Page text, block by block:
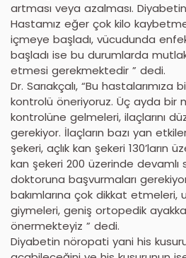
artması veya azalması.
Hastamız eğer çok kilo
içmeye başladı, vücudunda
başladı ise bu durumlarda
etmesi gerekmektedir ” dedi.
Dr. Sarıakçalı, “Bu
kontrolü öneriyoruz. Üç ayda bir
kontrolüne gelmeleri, ilaçlarını
gerekiyor. İlaçların bazı yan
şekeri, açlık kan şekeri 130’ların
kan şekeri 200 üzerinde devamlı
doktoruna başvurmaları
bakımlarına çok dikkat etmeleri,
giymeleri, geniş ortopedik
önermekteyiz ” dedi.
Diyabetin nöropati yani his